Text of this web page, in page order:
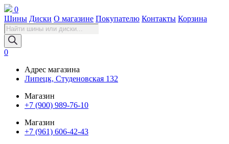
0
Шины Диски О магазине Покупателю Контакты Корзина
Поиск
товаров
0
Адрес магазина
Липецк, Студеновская 132
Магазин
+7 (900) 989-76-10
Магазин
+7 (961) 606-42-43